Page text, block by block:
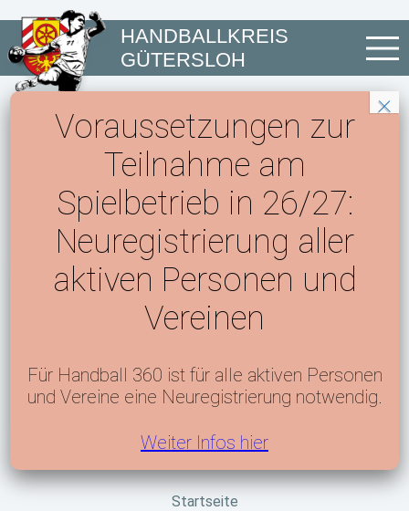
HANDBALLKREIS
GÜTERSLOH
SPIELPLÄNE FÜR DIE
POKALRUNDE
Die Auslosung für die Pokalrunden erfolgte in
diesem Jahr durch einen Zufallsgenerator.
Download: Pokal_Auslosung_2024_2025
Startseite
Voraussetzungen zur
Teilnahme am
Spielbetrieb in 26/27:
Neuregistrierung aller
aktiven Personen und
Vereinen
Für Handball 360 ist für alle aktiven Personen
und Vereine eine Neuregistrierung notwendig.
Weiter Infos hier